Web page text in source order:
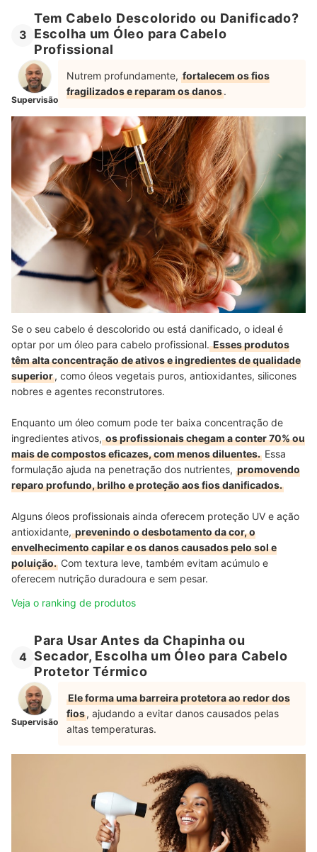
3
Tem Cabelo Descolorido ou Danificado?
Escolha um Óleo para Cabelo
Profissional
Supervisão
Nutrem profundamente, fortalecem os fios
fragilizados e reparam os danos.
Se o seu cabelo é descolorido ou está danificado, o ideal é
optar por um óleo para cabelo profissional.Esses produtos
têm alta concentração de ativos e ingredientes de qualidade
superior, como óleos vegetais puros, antioxidantes, silicones
nobres e agentes reconstrutores.
Enquanto um óleo comum pode ter baixa concentração de
ingredientes ativos,os profissionais chegam a conter 70% ou
mais de compostos eficazes, com menos diluentes. Essa
formulação ajuda na penetração dos nutrientes, promovendo
reparo profundo, brilho e proteção aos fios danificados.
Alguns óleos profissionais ainda oferecem proteção UV e ação
antioxidante,prevenindo o desbotamento da cor, o
envelhecimento capilar e os danos causados pelo sol e
poluição. Com textura leve, também evitam acúmulo e
oferecem nutrição duradoura e sem pesar.
Veja o ranking de produtos
4
Para Usar Antes da Chapinha ou
Secador, Escolha um Óleo para Cabelo
Protetor Térmico
Supervisão
Ele forma uma barreira protetora ao redor dos
fios, ajudando a evitar danos causados pelas
altas temperaturas.